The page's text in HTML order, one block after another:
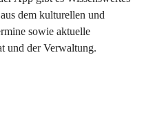
dem kulturellen und
sowie aktuelle
und der Verwaltung.